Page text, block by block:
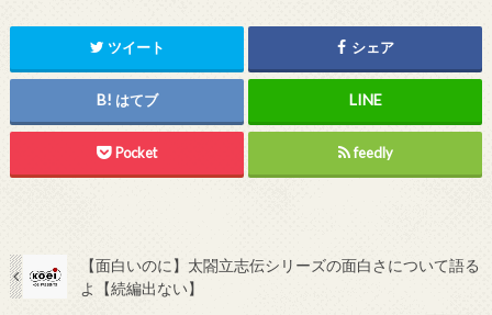
ツイート シェア
はてブ
Pocket feedly
【面白いのに】太閤立志伝シリーズの面白さについて語る
よ【続編出ない】